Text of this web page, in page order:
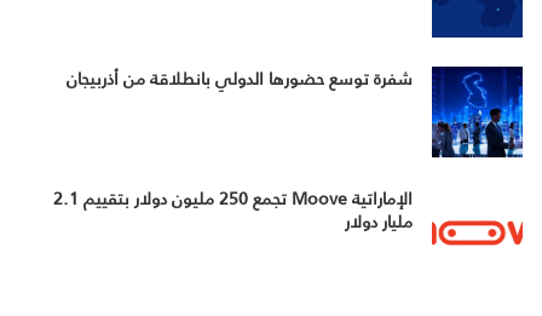
شفرة توسع حضورها الدولي بانطلاقة من أذربيجان
الإماراتية Moove تجمع 250 مليون دولار بتقييم 2.1
مليار دولار